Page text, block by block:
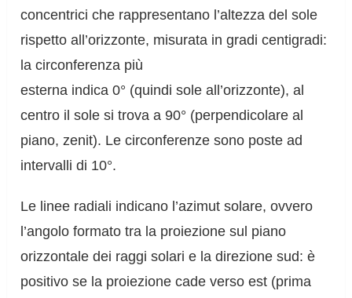
concentrici che rappresentano l’altezza del sole
rispetto all’orizzonte, misurata in gradi centigradi:
la circonferenza più
esterna indica 0° (quindi sole all’orizzonte), al
centro il sole si trova a 90° (perpendicolare al
piano, zenit). Le circonferenze sono poste ad
intervalli di 10°.
Le linee radiali indicano l’azimut solare, ovvero
l’angolo formato tra la proiezione sul piano
orizzontale dei raggi solari e la direzione sud: è
positivo se la proiezione cade verso est (prima